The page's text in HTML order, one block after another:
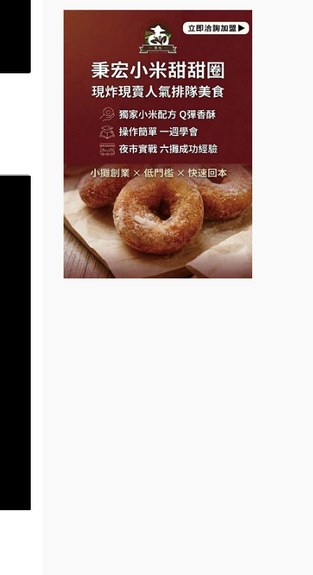
【曉妍美妝】誠徵行政櫃檯
自助洗衣店誠徵代洗收送人員
(台中市)
MUSHEN徵SPA美容芳療師
日十。早午食加盟說明會
拾鑶火鍋加盟說明會
白鬍泡泡 BOHO POPO加盟說
雞咕雞咕加盟說明會
TEA TOP加盟說明會
珍好味臭臭鍋加盟說明會
藍象廷泰式火鍋加盟說明會
日十。早午食加盟說明會
上宇林加盟說明會
莫尼早餐Morni加盟說明會